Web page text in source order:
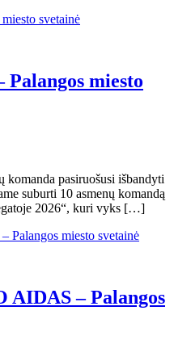
Palangos miesto
pasiruošusi išbandyti
suburti 10 asmenų komandą
2026“, kuri vyks […]
– Palangos